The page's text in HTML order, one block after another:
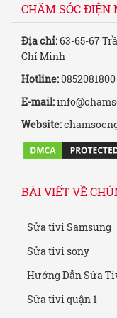
CHĂM SÓC ĐIỆN
Địa chỉ:63-65-67
Chí Minh
Hotline:0852081800
E-mail:
Website:
BÀI VIẾT VỀ
Sửa tivi Samsung
Sửa tivi sony
Hướng Dẫn Sửa
Sửa tivi quận 1